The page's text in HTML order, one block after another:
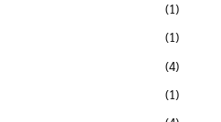
(1)
(1)
(4)
(1)